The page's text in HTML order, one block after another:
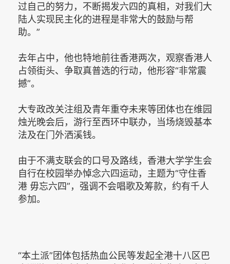
过自己的努力，不断揭发六四的真相，对我们大
陆人实现民主化的进程是非常大的鼓励与帮
助。”
去年占中，他也特地前往香港两次，观察香港人
占领街头、争取真普选的行动，他形容“非常震
撼”。
大专政改关注组及青年重夺未来等团体也在维园
烛光晚会后，游行至西环中联办，当场烧毁基本
法及在门外洒溪钱。
由于不满支联会的口号及路线，香港大学学生会
自行在校园举办悼念六四运动，主题为“守住香
港 毋忘六四”，强调不会唱歌及筹款，约有千人
参加。
“本土派”团体包括热血公民等发起全港十八区巴